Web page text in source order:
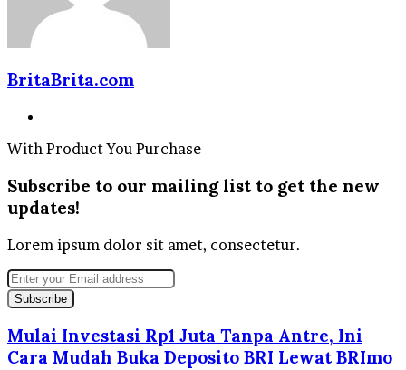
BritaBrita.com
With Product You Purchase
Subscribe to our mailing list to get the new
updates!
Lorem ipsum dolor sit amet, consectetur.
Enter
your
Email
address
Mulai Investasi Rp1 Juta Tanpa Antre, Ini
Cara Mudah Buka Deposito BRI Lewat BRImo